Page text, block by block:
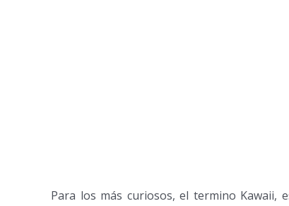
Para los más curiosos, el termino Kawaii,